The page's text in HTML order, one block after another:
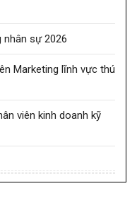
nhân sự 2026
Marketing lĩnh vực thú
viên kinh doanh kỹ